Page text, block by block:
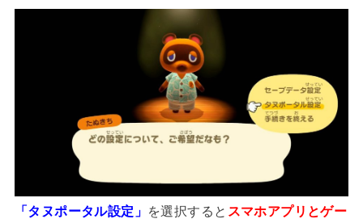
「タヌポータル設定」 を選択すると スマホアプリとゲー